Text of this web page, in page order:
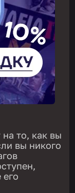
то, как вы
вы никого